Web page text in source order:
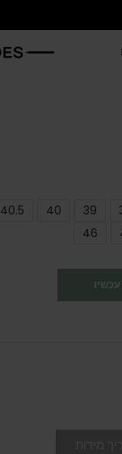
39
40
40.5
46